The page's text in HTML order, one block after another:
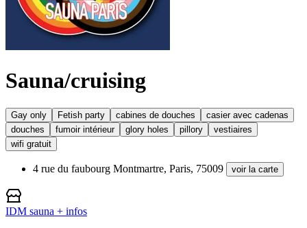
Sauna/cruising
Gay only Fetish party cabines de douches
casier avec cadenas
douches
fumoir intérieur glory holes pillory
vestiaires
wifi gratuit
4 rue du faubourg Montmartre, Paris, 75009 voir la carte
IDM sauna + infos